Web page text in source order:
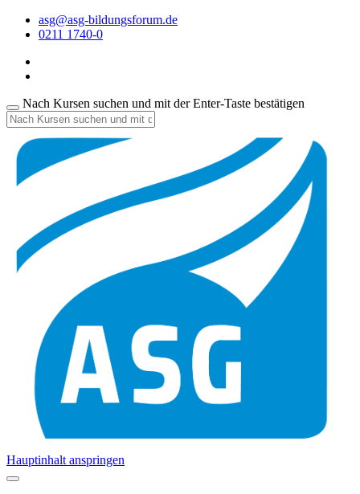
asg@asg-bildungsforum.de
0211 1740-0
Nach Kursen suchen und mit der Enter-Taste bestätigen
Hauptinhalt anspringen